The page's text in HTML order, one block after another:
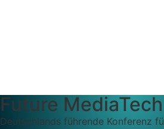
Future
Deutschlands führende Konferenz